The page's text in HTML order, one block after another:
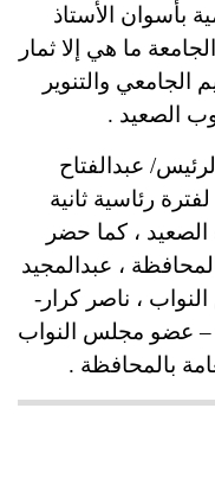
بأسوان الأستاذ
ما هي إلا ثمار
الجامعي والتنوير
الصعيد .
عبدالفتاح
رئاسية ثانية
، كما حضر
، عبدالمجيد
، ناصر كرار-
– عضو مجلس النواب
بالمحافظة .